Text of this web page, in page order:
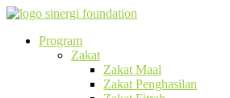
Program
Zakat
Zakat Maal
Zakat Penghasilan